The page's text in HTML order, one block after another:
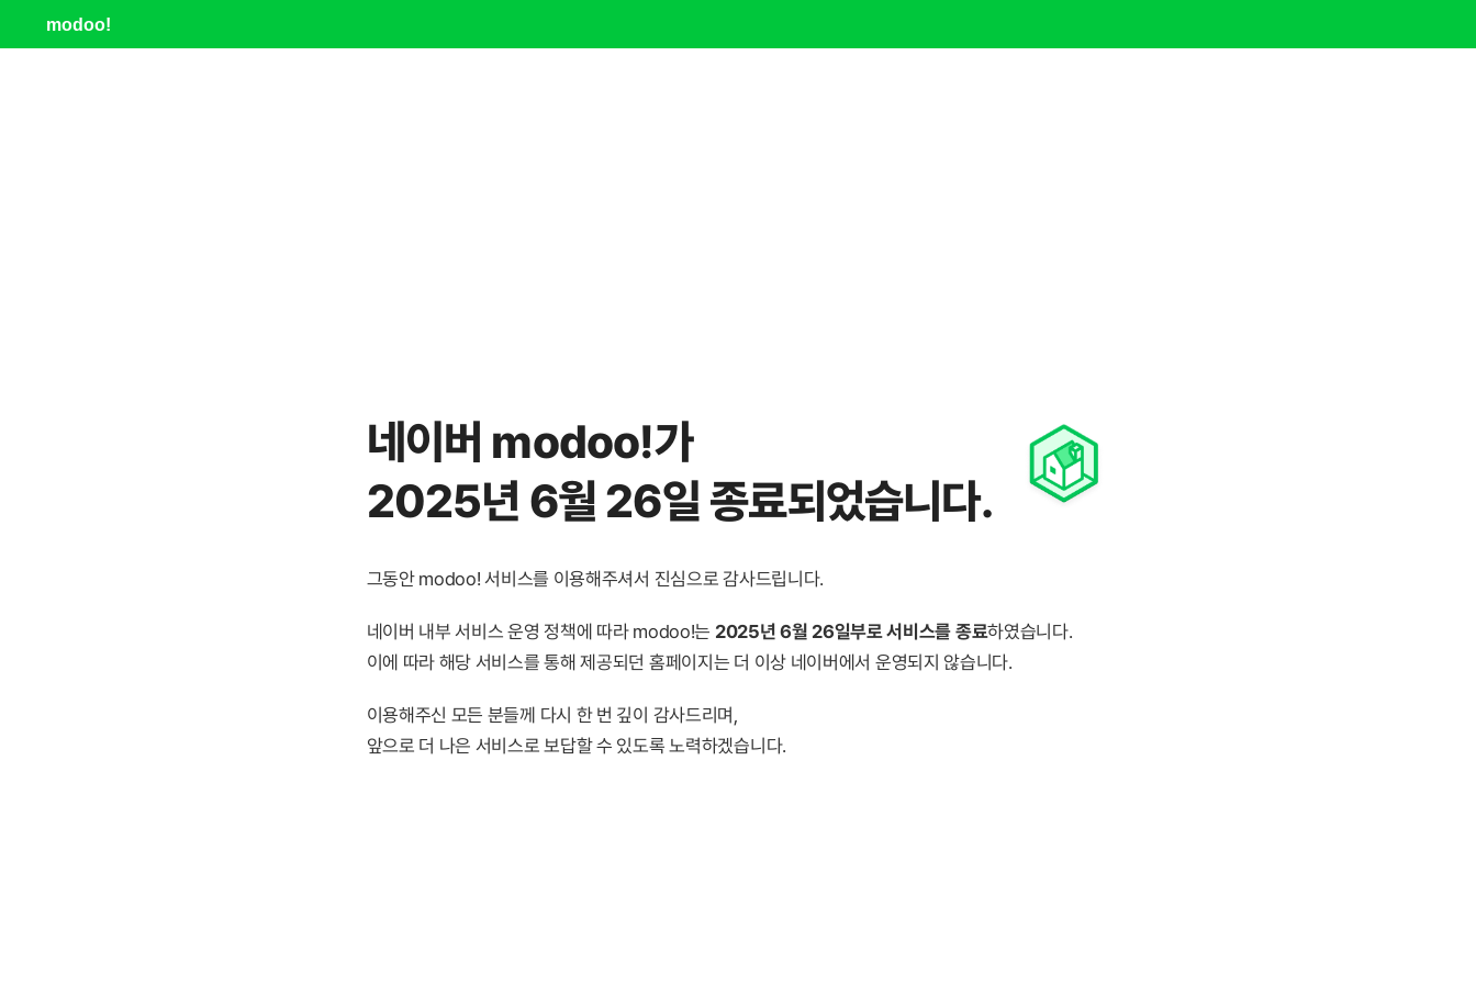
modoo!
네이버 modoo!가
2025년 6월 26일 종료되었습니다.
그동안 modoo! 서비스를 이용해주셔서 진심으로 감사드립니다.
네이버 내부 서비스 운영 정책에 따라 modoo!는 2025년 6월 26일부로 서비스를 종료하였습니다.
이에 따라 해당 서비스를 통해 제공되던 홈페이지는 더 이상 네이버에서 운영되지 않습니다.
이용해주신 모든 분들께 다시 한 번 깊이 감사드리며,
앞으로 더 나은 서비스로 보답할 수 있도록 노력하겠습니다.